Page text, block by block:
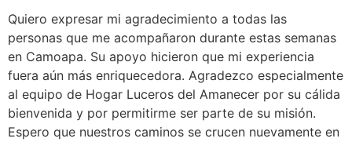
Quiero expresar mi agradecimiento a todas las
personas que me acompañaron durante estas semanas
en Camoapa. Su apoyo hicieron que mi experiencia
fuera aún más enriquecedora. Agradezco especialmente
al equipo de Hogar Luceros del Amanecer por su cálida
bienvenida y por permitirme ser parte de su misión.
Espero que nuestros caminos se crucen nuevamente en